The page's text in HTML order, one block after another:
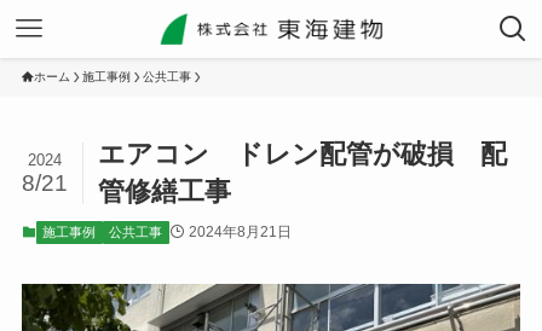
ホーム 施工事例 公共工事
エアコン ドレン配管が破損 配
管修繕工事
2024
8/21
施工事例 公共工事 2024年8月21日